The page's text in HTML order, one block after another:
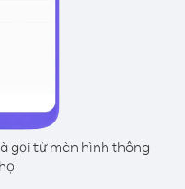
gọi từ màn hình thông